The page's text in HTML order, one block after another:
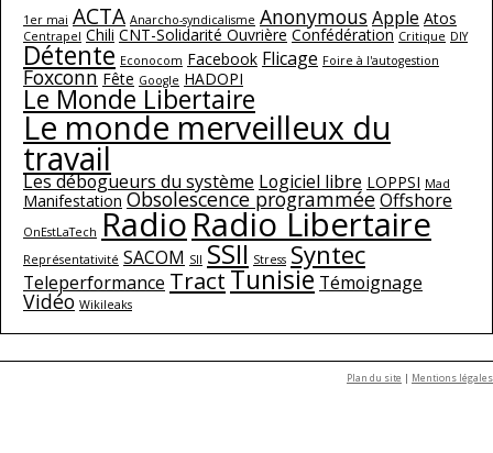
1er mai ACTA Anarcho-syndicalisme AnonymousApple Atos
Centrapel Chili CNT-Solidarité Ouvrière Confédération Critique DIY
Détente Econocom Facebook Flicage Foire à l'autogestion
Foxconn Fête Google HADOPI
Le Monde Libertaire
Le monde merveilleux du
travail
Les débogueurs du système Logiciel libre LOPPSI Mad
Manifestation Obsolescence programméeOffshore
OnEstLaTech RadioRadio Libertaire
Représentativité SACOM SII SSII Stress Syntec
Teleperformance TractTunisie Témoignage
Vidéo Wikileaks
Plan du site | Mentions légales